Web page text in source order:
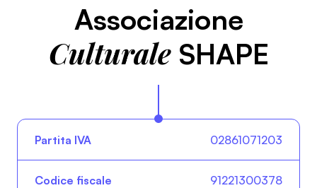
Associazione
CulturaleSHAPE
Partita IVA Codice fiscale Sede
02861071203
91221300378